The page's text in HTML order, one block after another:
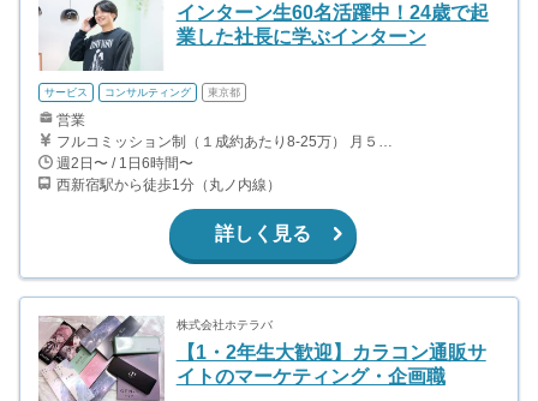
インターン生60名活躍中！24歳で起
業した社長に学ぶインターン
サービス コンサルティング 東京都
営業
フルコミッション制（１成約あたり8-25万） 月５０万以上稼ぐインターン生も多数います！ ■収入例 ○入社１ヶ月目（明治大学2年生） 役職：アポインター 月間１契約×８万円＝８万円 ＋交通費 ○入社３ヶ月目（東京大学２年生） 役職：アポインター（ランク：ブロンズ） 月間３契約×10万円＝30万円 ＋交通費 ○入社６ヶ月目（早稲田大学３年生） 役職：アポインター（ランク：シルバー） 月間５契約×12万円＝60万円 ＋交通費 ○入社15ヶ月目（慶應大学３年生） 役職：クローザー 月間３契約×25万＝75万円 ＋交通費
週2日〜 / 1日6時間〜
西新宿駅から徒歩1分（丸ノ内線）
詳しく見る
株式会社ホテラバ
【1・2年生大歓迎】カラコン通販サ
イトのマーケティング・企画職